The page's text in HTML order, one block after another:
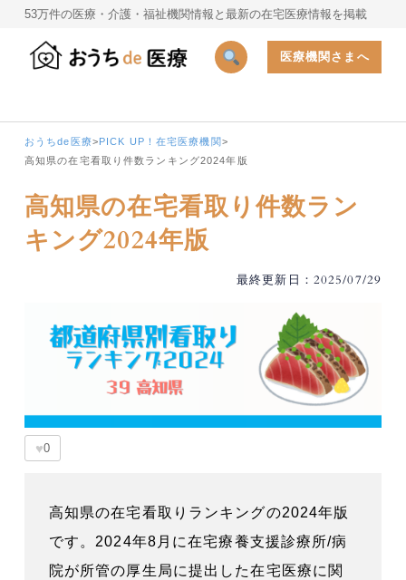
53万件の医療・介護・福祉機関情報と最新の在宅医療情報を掲載
医療機関さまへ
おうちde医療>PICK UP！在宅医療機関>
高知県の在宅看取り件数ランキング2024年版
高知県の在宅看取り件数ラン
キング2024年版
最終更新日：2025/07/29
♥0
高知県の在宅看取りランキングの2024年版
です。2024年8月に在宅療養支援診療所/病
院が所管の厚生局に提出した在宅医療に関